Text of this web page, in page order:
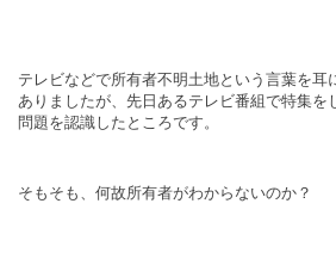
テレビなどで所有者不明土地という言葉を耳
ありましたが、先日あるテレビ番組で特集を
問題を認識したところです。
そもそも、何故所有者がわからないのか？